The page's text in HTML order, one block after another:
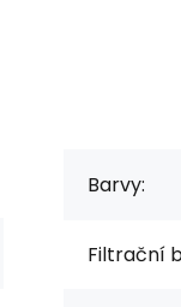
Barvy:
Filtrační